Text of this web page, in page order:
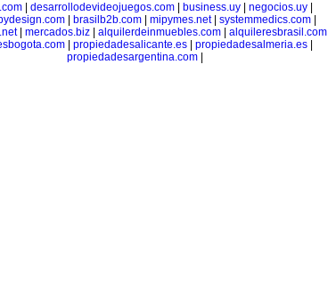
| desarrollodevideojuegos.com| business.uy| negocios.uy|
brasilb2b.com mipymes.net| systemmedics.com
| mercados.biz alquilerdeinmuebles.com alquileresbrasil.com
| propiedadesalicante.es| propiedadesalmeria.es|
propiedadesargentina.com|